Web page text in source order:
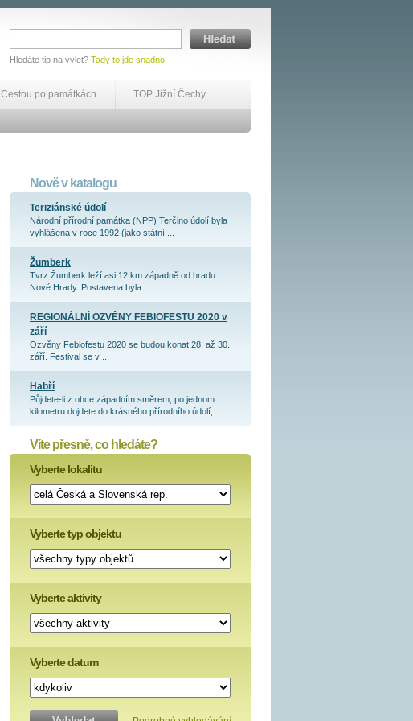
Hledáte tip na výlet? Tady to jde snadno!
Cestou po památkách TOP Jižní Čechy
Nově v katalogu
Teriziánské údolí
Národní přírodní památka (NPP) Terčino údolí byla
vyhlášena v roce 1992 (jako státní ...
Žumberk
Tvrz Žumberk leží asi 12 km západně od hradu
Nové Hrady. Postavena byla ...
REGIONÁLNÍ OZVĚNY FEBIOFESTU 2020 v
září
Ozvěny Febiofestu 2020 se budou konat 28. až 30.
září. Festival se v ...
Habří
Půjdete-li z obce západním směrem, po jednom
kilometru dojdete do krásného přírodního údolí, ...
Víte přesně, co hledáte?
Vyberte lokalitu
Vyberte typ objektu
Vyberte aktivity
Vyberte datum